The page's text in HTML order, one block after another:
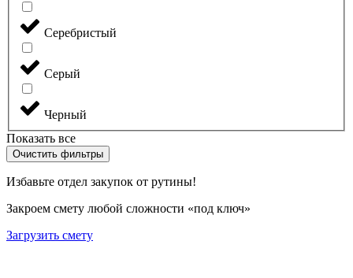
Серебристый
Серый
Черный
Показать все
Очистить фильтры
Избавьте отдел закупок от рутины!
Закроем смету любой сложности «под ключ»
Загрузить смету